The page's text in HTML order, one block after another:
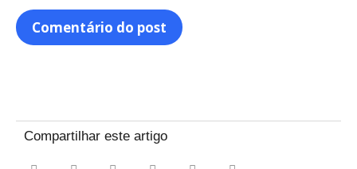
Compartilhar este artigo